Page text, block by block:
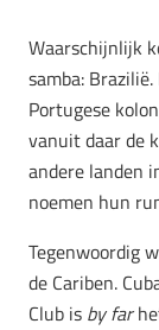
Waarschijnlijk
samba:
Portugese
vanuit daar de
andere landen
noemen hun
Tegenwoordig
de Cariben.
Club is by far